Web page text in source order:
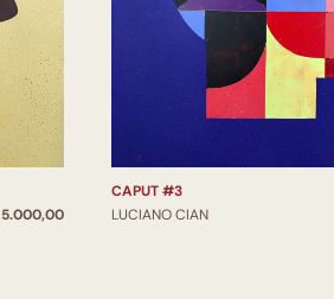
5.000,00
CAPUT #3
LUCIANO CIAN